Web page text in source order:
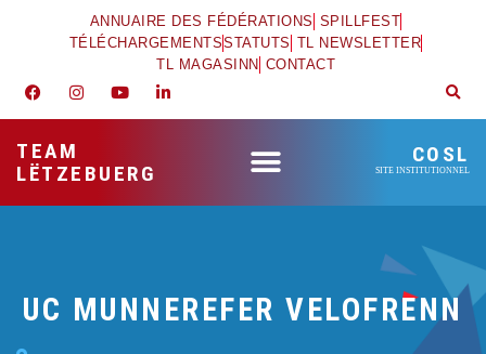
ANNUAIRE DES FÉDÉRATIONS SPILLFEST
TÉLÉCHARGEMENTSSTATUTS TL NEWSLETTER
TL MAGASINN CONTACT
TEAM
LËTZEBUERG
COSL
SITE INSTITUTIONNEL
UC MUNNEREFER VELOFRENN